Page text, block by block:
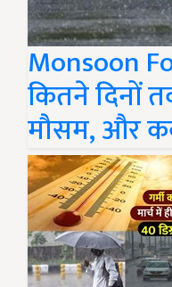
Monsoon
कितने दिनों
मौसम, और